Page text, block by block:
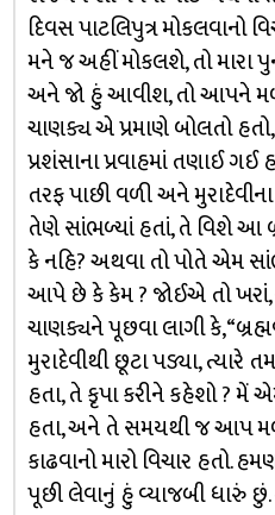
દિવસ પાટલિપુત્ર મોકલવાનો
મને જ અહીં મોકલશે, તો
અને જો હું આવીશ, તો આપને
ચાણક્ય એ પ્રમાણે બોલતો
પ્રશંસાના પ્રવાહમાં તણાઈ ગઈ
તરફ પાછી વળી અને
તેણે સાંભળ્યાં હતાં, તે વિશે આ
કે નહિ? અથવા તો પોતે એમ
આપે છે કે કેમ ? જોઈએ તો ખરાં,
ચાણક્યને પૂછવા લાગી કે,
મુરાદેવીથી છૂટા પડ્યા, ત્યારે
હતા, તે કૃપા કરીને કહેશો ? મેં
હતા, અને તે સમયથી જ આપ
કાઢવાનો મારો વિચાર હતો.
પૂછી લેવાનું હું વ્યાજબી ધારું છું.